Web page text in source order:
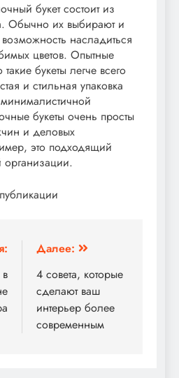
букет состоит из
Обычно их выбирают и
насладиться
цветов. Опытные
букеты легче всего
и стильная упаковка
минималистичной
букеты очень просты
и деловых
это подходящий
Далее:
4 совета, которые
сделают ваш
интерьер более
современным